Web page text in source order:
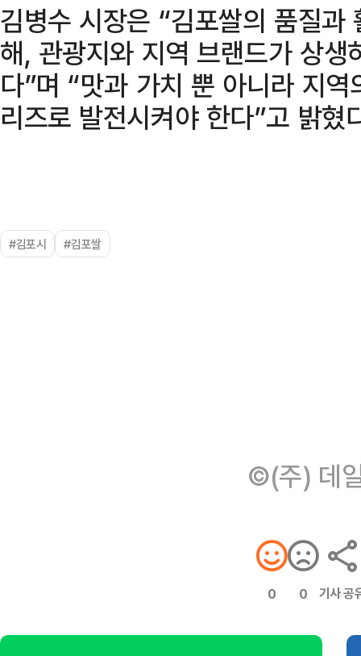
김병수 시장은 “김포쌀의 품질
해, 관광지와 지역 브랜드가 상
다”며 “맛과 가치 뿐 아니라 지
리즈로 발전시켜야 한다”고 밝혔
#김포시 #김포쌀
©(주) 데
0 0 기사 공